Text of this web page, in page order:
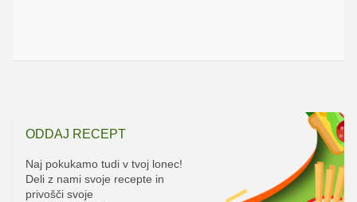
ODDAJ RECEPT
Naj pokukamo tudi v tvoj lonec!
Deli z nami svoje recepte in
privošči svoje